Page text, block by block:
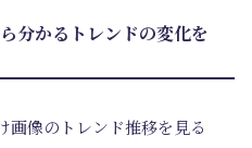
分かるトレンドの変化を
画像のトレンド推移を見る